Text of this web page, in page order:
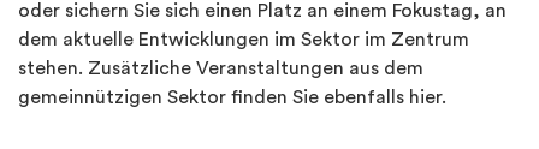
oder sichern Sie sich einen Platz an einem Fokustag, an
dem aktuelle Entwicklungen im Sektor im Zentrum
stehen. Zusätzliche Veranstaltungen aus dem
gemeinnützigen Sektor finden Sie ebenfalls hier.